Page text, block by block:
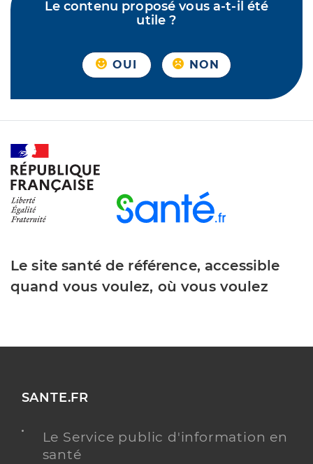
Le contenu proposé vous a-t-il été
utile ?
OUI NON
Le site santé de référence, accessible
quand vous voulez, où vous voulez
SANTE.FR
Le Service public d'information en
santé